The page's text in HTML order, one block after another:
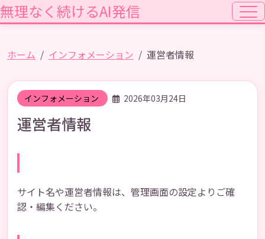
無理なく続けるAI発信
ホーム インフォメーション 運営者情報
インフォメーション 2026年03月24日
運営者情報
サイト名や運営者情報は、管理画面の設定よりご確
認・編集ください。